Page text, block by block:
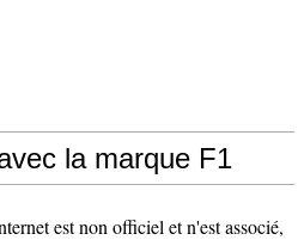
la marque F1
est non officiel et n'est associé,